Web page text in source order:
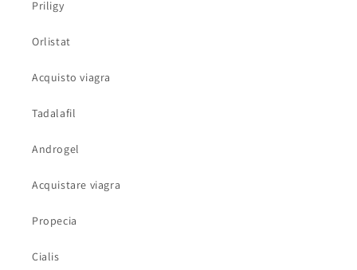
Priligy
Orlistat
Acquisto viagra
Tadalafil
Androgel
Acquistare viagra
Propecia
Cialis